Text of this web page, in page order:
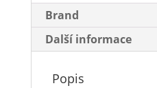
Brand
Další informace
Popis